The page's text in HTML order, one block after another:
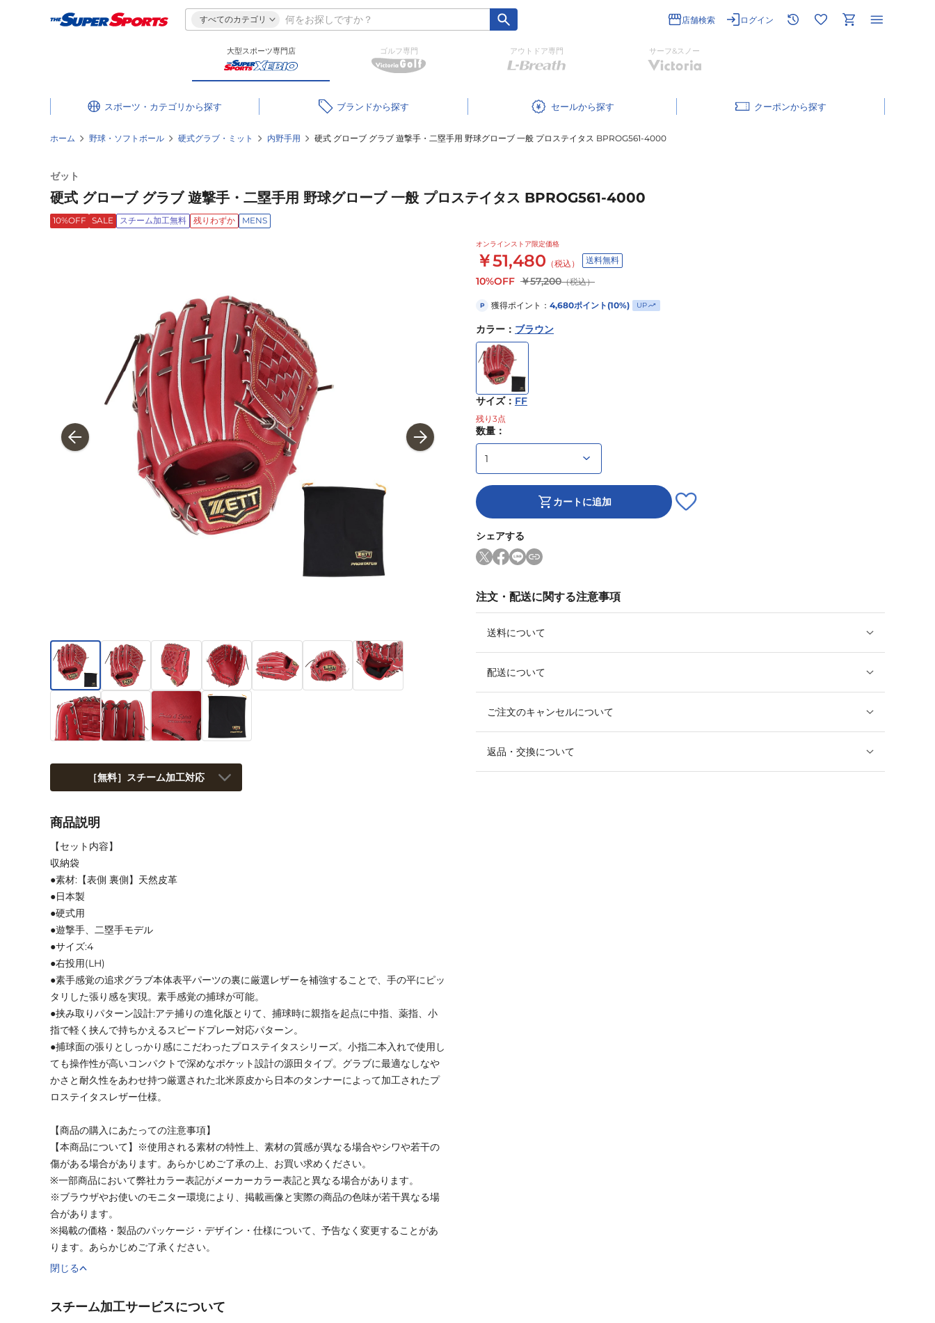
すべてのカテゴリ 店舗検索 ログイン
大型スポーツ専門店 ゴルフ専門 アウトドア専門 サーフ&スノー
スポーツ・カテゴリ ブランド セール クーポン
ホーム 野球・ソフトボール 硬式グラブ・ミット 内野手用 硬式 グローブ グラブ 遊撃手・二塁手用 野球グローブ 一般 プロステイタス BPROG561-4000
ゼット
硬式 グローブ グラブ 遊撃手・二塁手用 野球グローブ 一般 プロステイタス BPROG561-4000
10%OFF SALE スチーム加工無料 残りわずか MENS
オンラインストア限定価格
￥51,480 （税込） 送料無料
10%OFF ￥57,200（税込）
P 獲得ポイント： 4,680ポイント(10%) UP
カラー ： ブラウン
サイズ： FF
残り 3点
数量：
カートに追加
シェアする
注文・配送に関する注意事項
送料について
配送について
ご注文のキャンセルについて
返品・交換について
［無料］スチーム加工対応
商品説明
【セット内容】
収納袋
●素材:【表側 裏側】天然皮革
●日本製
●硬式用
●遊撃手、二塁手モデル
●サイズ:4
●右投用(LH)
●素手感覚の追求グラブ本体表平パーツの裏に厳選レザーを補強することで、手の平にピッ
タリした張り感を実現。素手感覚の捕球が可能。
●挟み取りパターン設計:アテ捕りの進化版とりて、捕球時に親指を起点に中指、薬指、小
指で軽く挟んで持ちかえるスピードプレー対応パターン。
●捕球面の張りとしっかり感にこだわったプロステイタスシリーズ。小指二本入れで使用し
ても操作性が高いコンパクトで深めなポケット設計の源田タイプ。グラブに最適なしなや
かさと耐久性をあわせ持つ厳選された北米原皮から日本のタンナーによって加工されたプ
ロステイタスレザー仕様。
【商品の購入にあたっての注意事項】
【本商品について】※使用される素材の特性上、素材の質感が異なる場合やシワや若干の
傷がある場合があります。あらかじめご了承の上、お買い求めください。
※一部商品において弊社カラー表記がメーカーカラー表記と異なる場合があります。
※ブラウザやお使いのモニター環境により、掲載画像と実際の商品の色味が若干異なる場
合があります。
※掲載の価格・製品のパッケージ・デザイン・仕様について、予告なく変更することがあ
ります。あらかじめご了承ください。
閉じる
スチーム加工サービスについて